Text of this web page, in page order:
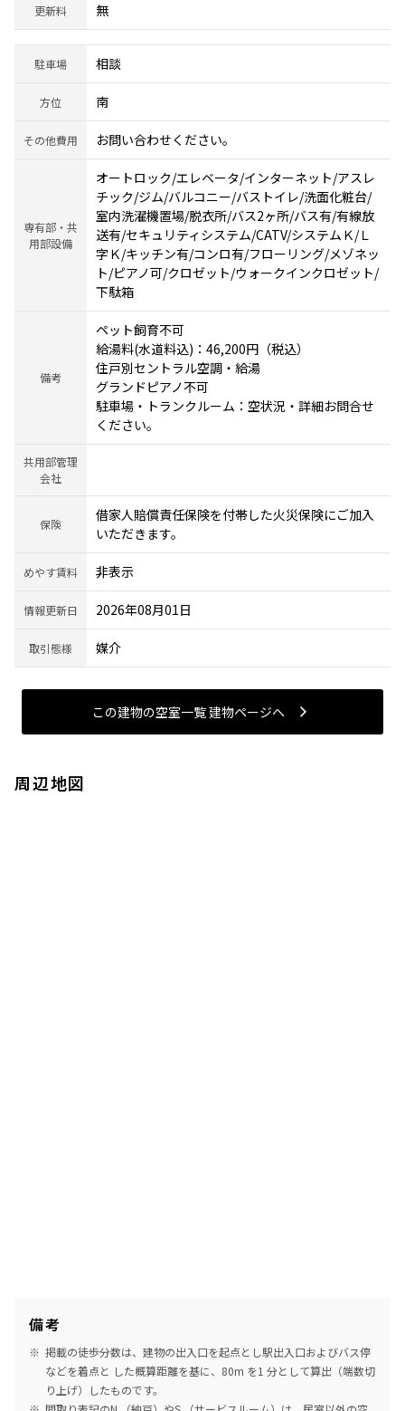
更新料 無
駐車場 相談
方位 南
その他費用 お問い合わせください。
専有部・共
用部設備
オートロック/エレベータ/インターネット/アスレ
チック/ジム/バルコニー/バストイレ/洗面化粧台/
室内洗濯機置場/脱衣所/バス2ヶ所/バス有/有線放
送有/セキュリティシステム/CATV/システムＫ/Ｌ
字Ｋ/キッチン有/コンロ有/フローリング/メゾネッ
ト/ピアノ可/クロゼット/ウォークインクロゼット/
下駄箱
備考
ペット飼育不可
給湯料(水道料込)：46,200円（税込）
住戸別セントラル空調・給湯
グランドピアノ不可
駐車場・トランクルーム：空状況・詳細お問合せ
ください。
共用部管理
会社
保険
借家人賠償責任保険を付帯した火災保険にご加入
いただきます。
めやす賃料 非表示
情報更新日 2026年08月01日
取引態様 媒介
この建物の空室一覧 建物ページヘ
周辺地図
備考
掲載の徒歩分数は、建物の出入口を起点とし駅出入口およびバス停
などを着点と した概算距離を基に、80m を1 分として算出（端数切
り上げ）したものです。